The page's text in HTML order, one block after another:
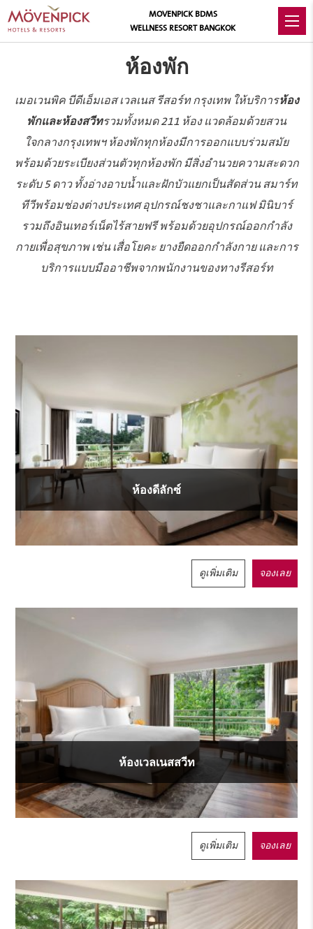
ห้องพัก
เมอเวนพิค บีดีเอ็มเอส เวลเนส รีสอร์ท กรุงเทพ ให้บริการห้อง
พักและห้องสวีทรวมทั้งหมด 211 ห้อง แวดล้อมด้วยสวน
ใจกลางกรุงเทพฯ ห้องพักทุกห้องมีการออกแบบร่วมสมัย
พร้อมด้วยระเบียงส่วนตัวทุกห้องพัก มีสิ่งอำนวยความสะดวก
ระดับ 5 ดาว ทั้งอ่างอาบน้ำและฝักบัวแยกเป็นสัดส่วน สมาร์ท
ทีวีพร้อมช่องต่างประเทศ อุปกรณ์ชงชาและกาแฟ มินิบาร์
รวมถึงอินเทอร์เน็ตไร้สายฟรี พร้อมด้วยอุปกรณ์ออกกำลัง
กายเพื่อสุขภาพ เช่น เสื่อโยคะ ยางยืดออกกำลังกาย และการ
บริการแบบมืออาชีพจากพนักงานของทางรีสอร์ท
ห้องดีลักซ์
จองเลย
ดูเพิ่มเติม
ห้องเวลเนสสวีท
จองเลย
ดูเพิ่มเติม
MOVENPICK BDMS
WELLNESS RESORT BANGKOK